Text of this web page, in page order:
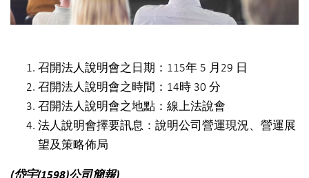
召開法人說明會之日期：115年 5 月29 日
召開法人說明會之時間：14時 30 分
召開法人說明會之地點：線上法說會
法人說明會擇要訊息：說明公司營運現況、營運展
望及策略佈局
​(岱宇(1598)公司簡報)